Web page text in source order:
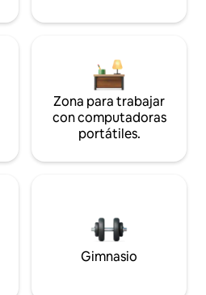
Zona para trabajar
con computadoras
portátiles.
Gimnasio